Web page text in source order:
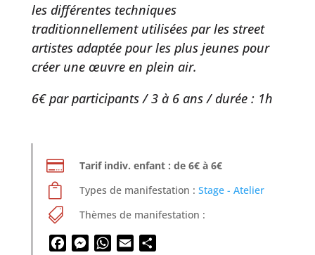
les différentes techniques
traditionnellement utilisées par les street
artistes adaptée pour les plus jeunes pour
créer une œuvre en plein air.
6€ par participants / 3 à 6 ans / durée : 1h
 Tarif indiv. enfant : de 6€ à 6€
 Types de manifestation : Stage - Atelier
 Thèmes de manifestation :
FacebookMessenger
WhatsApp
Email